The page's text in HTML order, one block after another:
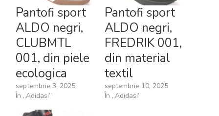
Pantofi sport
ALDO negri,
CLUBMTL
001, din piele
ecologica
septembrie 3, 2025
În „Adidasi”
Pantofi sport
ALDO negri,
FREDRIK 001,
din material
textil
septembrie 10, 2025
În „Adidasi”